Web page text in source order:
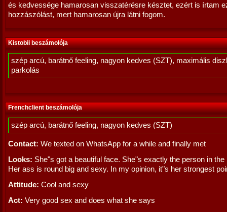
és kedvessége hamarosan visszatérésre késztet, ezért is írtam
hozzászólást, mert hamarosan újra látni fogom.
Kistobii beszámolója
szép arcú, barátnő feeling, nagyon kedves (SZT), maximális
parkolás
Frenchclient beszámolója
szép arcú, barátnő feeling, nagyon kedves (SZT)
Contact: We texted on WhatsApp for a while and finally met
Looks: She"s got a beautiful face. She"s exactly the person in the
Her ass is round big and sexy. In my opinion, it"s her strongest
Attitude: Cool and sexy
Act: Very good sex and does what she says